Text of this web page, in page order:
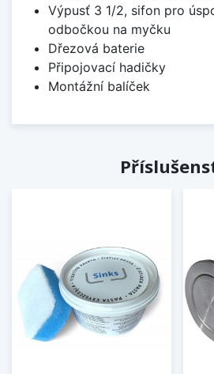
Výpusť 3 1/2, sifon pro
odbočkou na myčku
Dřezová baterie
Připojovací hadičky
Montážní balíček